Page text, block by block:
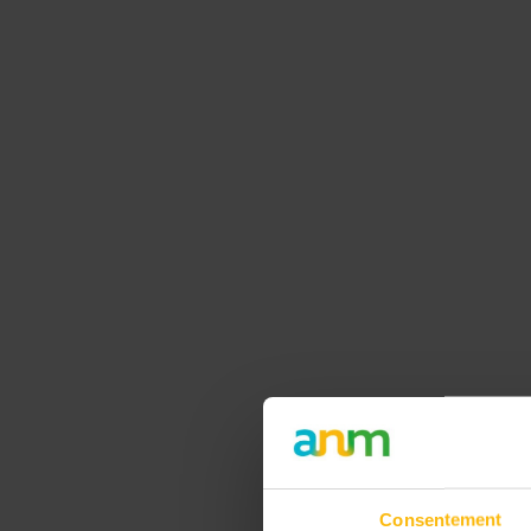
Consentement
Pre-Built Sites Home